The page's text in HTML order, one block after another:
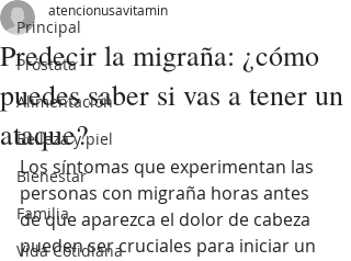
Principal
Próstata
Alimentación
Belleza y piel
Bienestar
Familia
Vida Cotidiana
Predecir la migraña: ¿cómo
puedes saber si vas a tener un
ataque?
atencionusavitamin
Los síntomas que experimentan las
personas con migraña horas antes
de que aparezca el dolor de cabeza
pueden ser cruciales para iniciar un